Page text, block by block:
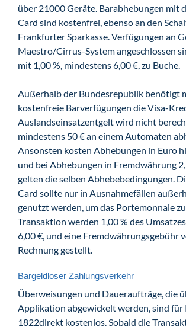
über 21000 Geräte. Barabhebungen mit
Card sind kostenfrei, ebenso an den
Frankfurter Sparkasse. Verfügungen an
Maestro/Cirrus-System angeschlossen
mit 1,00 %, mindestens 6,00 €, zu Buche.
Außerhalb der Bundesrepublik benötigt
kostenfreie Barverfügungen die Visa-
Auslandseinsatzentgelt wird nicht
mindestens 50 € an einem Automaten
Ansonsten kosten Abhebungen in Euro
und bei Abhebungen in Fremdwährung
gelten die selben Abhebebedingungen.
Card sollte nur in Ausnahmefällen
genutzt werden, um das Portemonnaie
Transaktion werden 1,00 % des
6,00 €, und eine Fremdwährungsgebühr
Rechnung gestellt.
Bargeldloser Zahlungsverkehr
Überweisungen und Daueraufträge, die
Applikation abgewickelt werden, sind für
1822direkt kostenlos. Sobald die